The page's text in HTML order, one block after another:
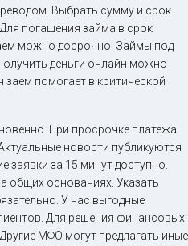
Выбрать сумму и срок
погашения займа в срок
можно досрочно. Займы под
деньги онлайн можно
помогает в критической
При просрочке платежа
новости публикуются
заявки за 15 минут доступно.
общих основаниях. Указать
У нас выгодные
Для решения финансовых
МФО могут предлагать иные